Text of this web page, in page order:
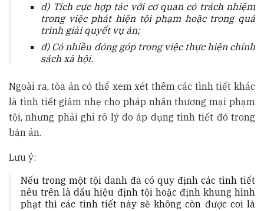
d) Tích cực hợp tác với cơ quan có trách nhiệm
trong việc phát hiện tội phạm hoặc trong quá
trình giải quyết vụ án;
đ) Có nhiều đóng góp trong việc thực hiện chính
sách xã hội.
Ngoài ra, tòa án có thể xem xét thêm các tình tiết khác
là tình tiết giảm nhẹ cho pháp nhân thương mại phạm
tội, nhưng phải ghi rõ lý do áp dụng tình tiết đó trong
bản án.
Lưu ý:
Nếu trong một tội danh đã có quy định các tình tiết
nêu trên là dấu hiệu định tội hoặc định khung hình
phạt thì các tình tiết này sẽ không còn được coi là